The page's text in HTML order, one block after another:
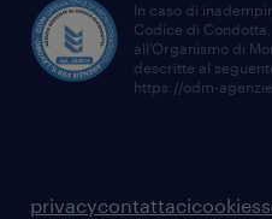
In caso di
Codice di
all’Organismo di
descritte al
https://odm-
privacycontattacicookies